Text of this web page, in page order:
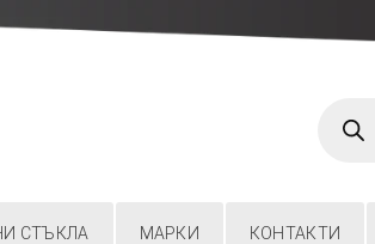
search
СТЪКЛА МАРКИ КОНТАКТИ